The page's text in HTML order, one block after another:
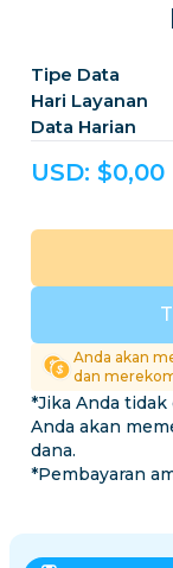
Tipe Data
Hari Layanan
Data Harian
USD: $0,00
Anda akan
dan
*Jika Anda
Anda akan
dana.
*Pembayaran